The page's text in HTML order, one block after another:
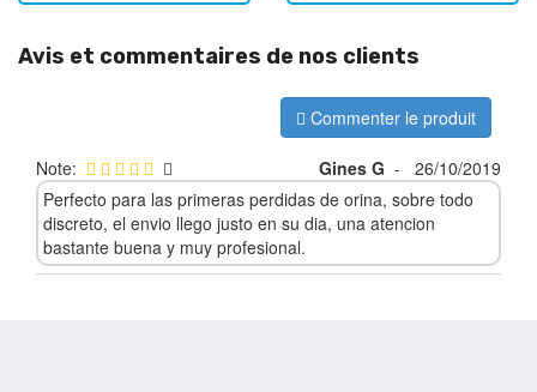
Avis et commentaires de nos clients
Commenter le produit
Note: Gines G -
26/10/2019
Perfecto para las primeras perdidas de orina, sobre todo
discreto, el envio llego justo en su dia, una atencion
bastante buena y muy profesional.